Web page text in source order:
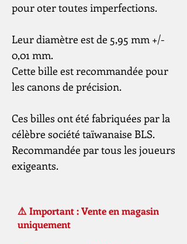
pour oter toutes imperfections.
Leur diamètre est de 5,95 mm +/-
0,01 mm.
Cette bille est recommandée pour
les canons de précision.
Ces billes ont été fabriquées par la
célèbre société taïwanaise BLS.
Recommandée par tous les joueurs
exigeants.
⚠️ Important : Vente en magasin
uniquement